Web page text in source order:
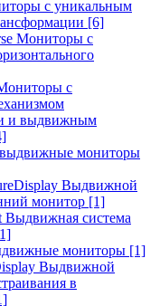
с уникальным
[6]
Мониторы с
с
и выдвижным
выдвижные мониторы
Выдвижной
монитор [1]
Выдвижная система
мониторы [1]
Выдвижной
в